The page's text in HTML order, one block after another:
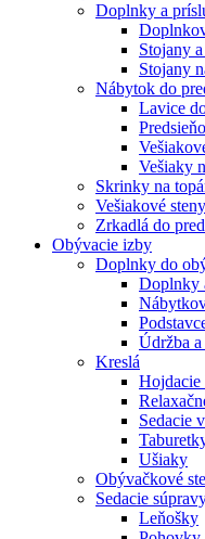
Doplnky a
Stojany
Stojany
Nábytok do
Lavice
Vešiaky
Skrinky na
Vešiakové
Zrkadlá do
Obývacie izby
Doplnky do
Doplnky
Údržba
Kreslá
Hojdacie
Sedacie
Ušiaky
Obývačkové
Sedacie
Leňošky